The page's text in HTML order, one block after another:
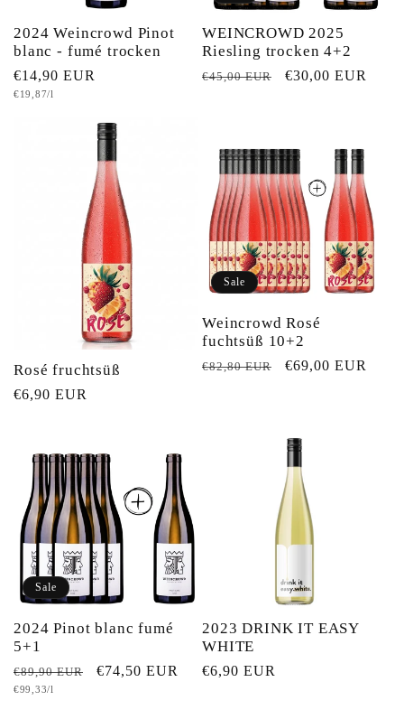
2024 Weincrowd Pinot
blanc - fumé trocken
Normaler
Preis
€14,90 EUR
Grundpreis
€19,87/l
WEINCROWD 2025
Riesling trocken 4+2
Normaler
€45,00 EUR Verkaufspreis
€30,00 EUR
Rosé fruchtsüß
Normaler
€6,90 EUR
Sale
Weincrowd Rosé
fuchtsüß 10+2
Normaler
€82,80 EUR Verkaufspreis
€69,00 EUR
Sale
2024 Pinot blanc fumé
5+1
Normaler
Preis
€89,90 EUR Verkaufspreis
€74,50 EUR
Grundpreis
€99,33/l
2023 DRINK IT EASY
WHITE
Normaler
€6,90 EUR